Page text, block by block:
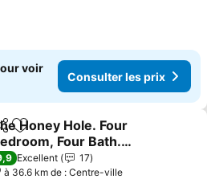
voir
Consulter les prix
Ajouter à mes favoris
Honey Hole. Four
Four Bath.
Fishing Pier.
Excellent
17
à 36.6 km de : Centre-ville